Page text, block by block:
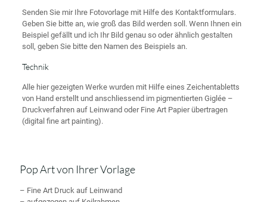
Senden Sie mir Ihre Fotovorlage mit Hilfe des Kontaktformulars.
Geben Sie bitte an, wie groß das Bild werden soll. Wenn Ihnen ein
Beispiel gefällt und ich Ihr Bild genau so oder ähnlich gestalten
soll, geben Sie bitte den Namen des Beispiels an.
Technik
Alle hier gezeigten Werke wurden mit Hilfe eines Zeichentabletts
von Hand erstellt und anschliessend im pigmentierten Giglée –
Druckverfahren auf Leinwand oder Fine Art Papier übertragen
(digital fine art painting).
Pop Art von Ihrer Vorlage
– Fine Art Druck auf Leinwand